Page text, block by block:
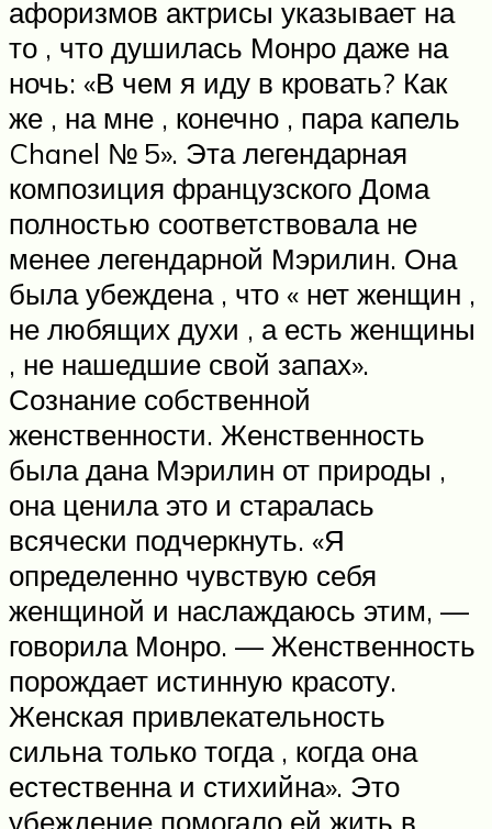
афоризмов актрисы указывает на
то , что душилась Монро даже на
ночь: «В чем я иду в кровать? Как
же , на мне , конечно , пара капель
Chanel № 5». Эта легендарная
композиция французского Дома
полностью соответствовала не
менее легендарной Мэрилин. Она
была убеждена , что « нет женщин ,
не любящих духи , а есть женщины
, не нашедшие свой запах».
Сознание собственной
женственности. Женственность
была дана Мэрилин от природы ,
она ценила это и старалась
всячески подчеркнуть. «Я
определенно чувствую себя
женщиной и наслаждаюсь этим, —
говорила Монро. — Женственность
порождает истинную красоту.
Женская привлекательность
сильна только тогда , когда она
естественна и стихийна». Это
убеждение помогало ей жить в